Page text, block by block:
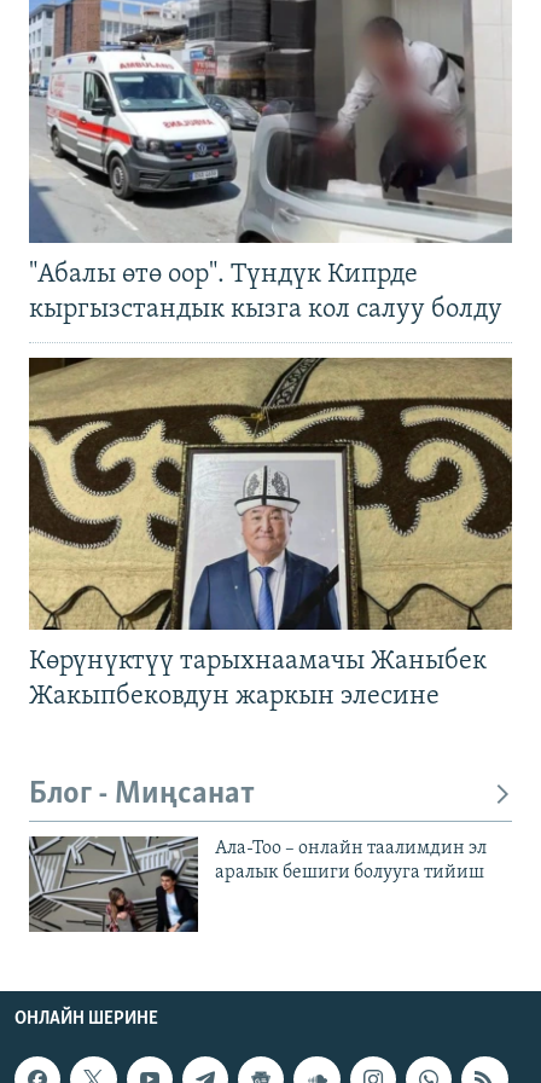
"Абалы өтө оор". Түндүк Кипрде
кыргызстандык кызга кол салуу болду
Көрүнүктүү тарыхнаамачы Жаныбек
Жакыпбековдун жаркын элесине
Блог - Миңсанат
Ала-Тоо – онлайн таалимдин эл
аралык бешиги болууга тийиш
ОНЛАЙН ШЕРИНЕ